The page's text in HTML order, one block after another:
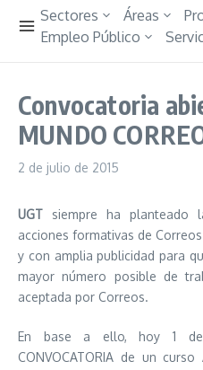
Sectores Áreas
Empleo Público
Convocatoria
MUNDO
2 de julio de 2015
UGT siempre ha planteado
acciones formativas de
y con amplia publicidad para
mayor número posible de
aceptada por Correos.
En base a ello, hoy 1 de
CONVOCATORIA de un